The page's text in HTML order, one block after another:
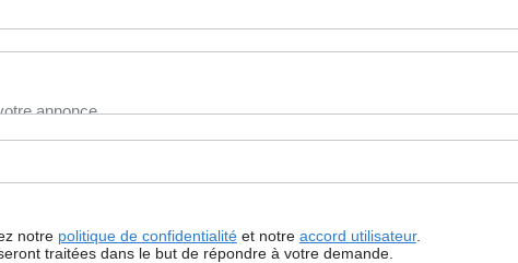
notre politique de confidentialitéet notre accord utilisateur.
traitées dans le but de répondre à votre demande.